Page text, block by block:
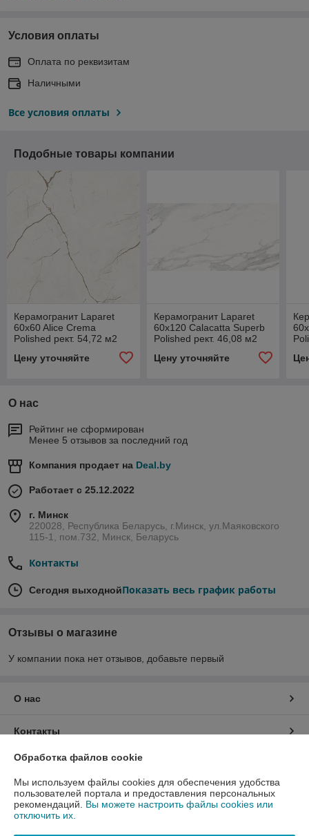
Условия оплаты
Оплата по реквизитам
Наличными
Все условия оплаты
Подобные товары компании
Керамогранит Laparet
60x60 Alice Crema
Polished рект. 54,72 м2
Цену уточняйте
Керамогранит Laparet
60x120 Calacatta Superb
Polished рект. 46,08 м2
Цену уточняйте
О нас
Рейтинг не сформирован
Менее 5 отзывов за последний год
Компания продает на Deal.by
Работает с 25.12.2022
г. Минск
220028, Республика Беларусь, г.Минск, ул.Маяковского
115-1, пом.732, Минск, Беларусь
Контакты
Сегодня выходнойПоказать весь график работы
Отзывы о магазине
У компании пока нет отзывов, добавьте первый
О нас
Контакты
Доставка и оплата
График работы
Обработка файлов cookie
Мы используем файлы cookies для обеспечения удобства
пользователей портала и предоставления персональных
рекомендаций. Вы можете настроить файлы cookies или
отключить их.